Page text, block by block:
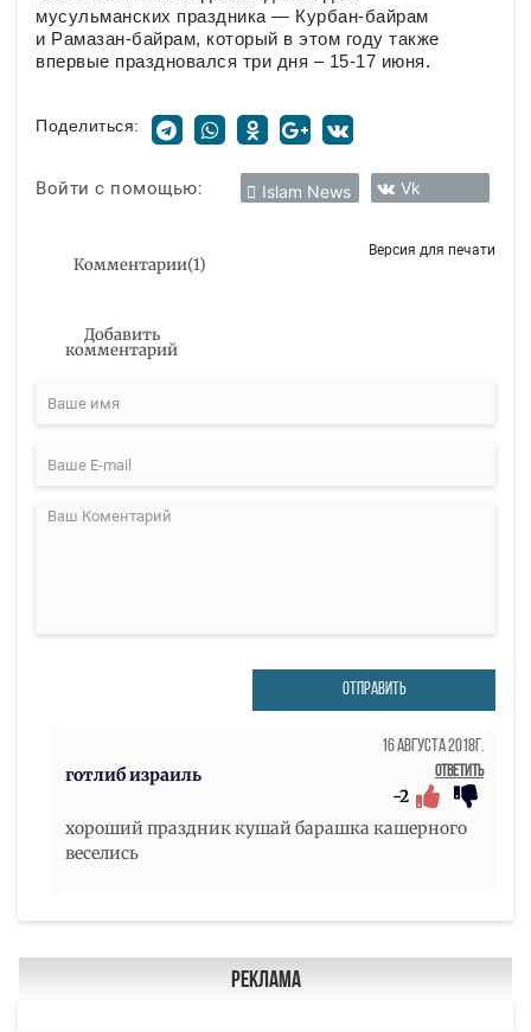
мусульманских праздника — Курбан-байрам
и Рамазан-байрам, который в этом году также
впервые праздновался три дня – 15-17 июня.
Поделиться:
Войти с помощью: Islam News Vk
Комментарии(1)
Версия для печати
Добавить
комментарий
ОТПРАВИТЬ
готлиб израиль
16 Августа 2018г.
Ответить
-2
хороший праздник кушай барашка кашерного
веселись
Реклама